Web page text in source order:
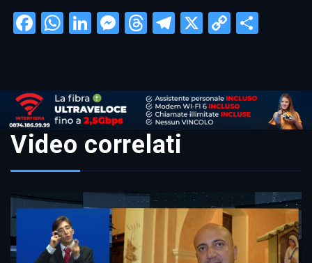
Facebook
WhatsApp
LinkedIn
Messenger
Threads
Telegram
X
Copy
Video correlati